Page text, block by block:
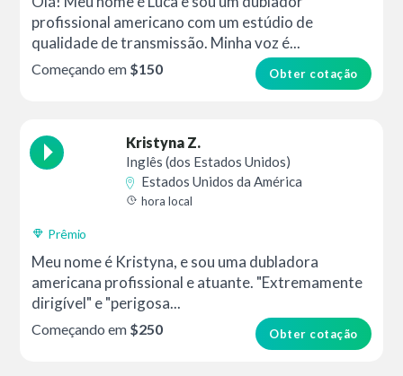
profissional americano com um estúdio de
qualidade de transmissão. Minha voz é...
Obter cotação
Começando em $150
Kristyna Z.
Inglês (dos Estados Unidos)
Estados Unidos da América
hora local
Prêmio
Meu nome é Kristyna, e sou uma dubladora
americana profissional e atuante. "Extremamente
dirigível" e "perigosa...
Obter cotação
Começando em $250